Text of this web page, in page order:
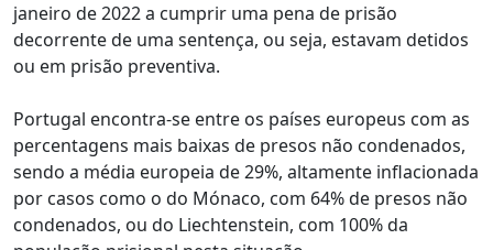
janeiro de 2022 a cumprir uma pena de prisão
decorrente de uma sentença, ou seja, estavam detidos
ou em prisão preventiva.
Portugal encontra-se entre os países europeus com as
percentagens mais baixas de presos não condenados,
sendo a média europeia de 29%, altamente inflacionada
por casos como o do Mónaco, com 64% de presos não
condenados, ou do Liechtenstein, com 100% da